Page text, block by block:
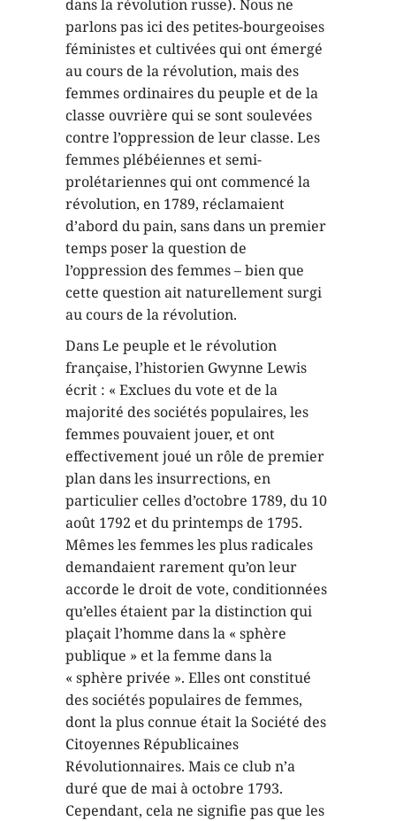
dans la révolution russe). Nous ne
parlons pas ici des petites-bourgeoises
féministes et cultivées qui ont émergé
au cours de la révolution, mais des
femmes ordinaires du peuple et de la
classe ouvrière qui se sont soulevées
contre l’oppression de leur classe. Les
femmes plébéiennes et semi-
prolétariennes qui ont commencé la
révolution, en 1789, réclamaient
d’abord du pain, sans dans un premier
temps poser la question de
l’oppression des femmes – bien que
cette question ait naturellement surgi
au cours de la révolution.
Dans Le peuple et le révolution
française, l’historien Gwynne Lewis
écrit : « Exclues du vote et de la
majorité des sociétés populaires, les
femmes pouvaient jouer, et ont
effectivement joué un rôle de premier
plan dans les insurrections, en
particulier celles d’octobre 1789, du 10
août 1792 et du printemps de 1795.
Mêmes les femmes les plus radicales
demandaient rarement qu’on leur
accorde le droit de vote, conditionnées
qu’elles étaient par la distinction qui
plaçait l’homme dans la « sphère
publique » et la femme dans la
« sphère privée ». Elles ont constitué
des sociétés populaires de femmes,
dont la plus connue était la Société des
Citoyennes Républicaines
Révolutionnaires. Mais ce club n’a
duré que de mai à octobre 1793.
Cependant, cela ne signifie pas que les